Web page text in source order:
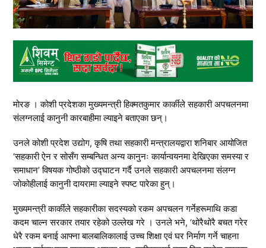
मोरङ । कोशी प्रदेशका मुख्यमन्त्री हिक्मतकुमार कार्कीले सहकारी अपचलनमा
संलग्नलाई कानुनी कारबाहीमा ल्याइने बताएका छन्।
उनले कोशी प्रदेश उद्योग, कृषि तथा सहकारी मन्त्रालयद्वारा शनिबार आयोजित
‘सहकारी ऐन र सोसँग सम्बन्धित अन्य कानुनः कार्यान्वयनमा देखिएका समस्या र
समाधान’ विषयक गोष्ठीको उद्घाटन गर्दै उनले सहकारी अपचलनमा संलग्न
जोकोहीलाई कानुनी दायरामा ल्याइने स्पष्ट पारेका हुन्।
मुख्यमन्त्री कार्कीले सहकारीका सदस्यको रकम अपचलन गर्नेहरूमाथि कडा
कदम चाल्न सरकार तयार रहेको उल्लेख गरे । उनले भने, ‘थोरैथोरै बचत गरेर
धेरै रकम बनाई आफ्ना बालबालिकालाई उच्च शिक्षा एवं घर निर्माण गर्ने चाहना